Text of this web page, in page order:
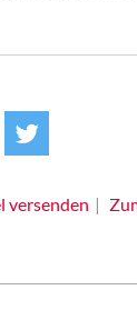
versenden